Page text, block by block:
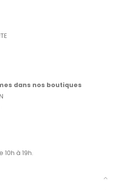
dans nos boutiques
à 19h.